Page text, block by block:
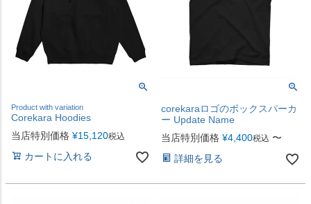
Product with variation
Corekara Hoodies
当店特別価格 ¥15,120税込
カートに入れる
corekaraロゴのボックスパーカ
ー Update Name
当店特別価格 ¥4,400税込 〜
詳細を見る